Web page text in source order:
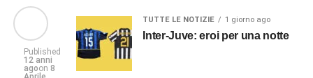
Published
12 anni
agoon 8
TUTTE LE NOTIZIE 1 giorno ago
Inter-Juve: eroi per una notte